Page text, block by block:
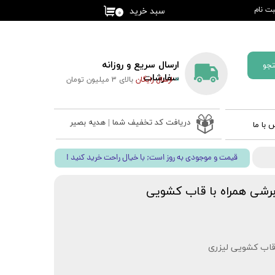
ارسال سریع و روزانه
سفارشات
>ارسال رایگانبالای 3 میلیون تومان
نام
واژه
۰ سبد خرید
نفیس
قلم بصیر
با ما دریافت کد تخفیف شما | هدیه بصیر
! قیمت و موجودی به روز است; با خیال راحت خرید کنید
همراه با قاب کشویی
کشویی لیزری